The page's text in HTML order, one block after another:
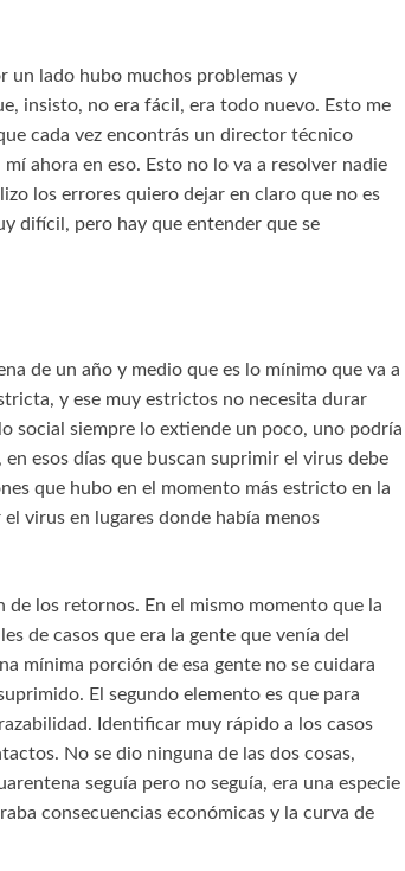
un lado hubo muchos problemas y
insisto, no era fácil, era todo nuevo. Esto me
cada vez encontrás un director técnico
ahora en eso. Esto no lo va a resolver nadie
los errores quiero dejar en claro que no es
difícil, pero hay que entender que se
de un año y medio que es lo mínimo que va a
y ese muy estrictos no necesita durar
social siempre lo extiende un poco, uno podría
esos días que buscan suprimir el virus debe
que hubo en el momento más estricto en la
virus en lugares donde había menos
de los retornos. En el mismo momento que la
de casos que era la gente que venía del
mínima porción de esa gente no se cuidara
El segundo elemento es que para
Identificar muy rápido a los casos
No se dio ninguna de las dos cosas,
seguía pero no seguía, era una especie
consecuencias económicas y la curva de